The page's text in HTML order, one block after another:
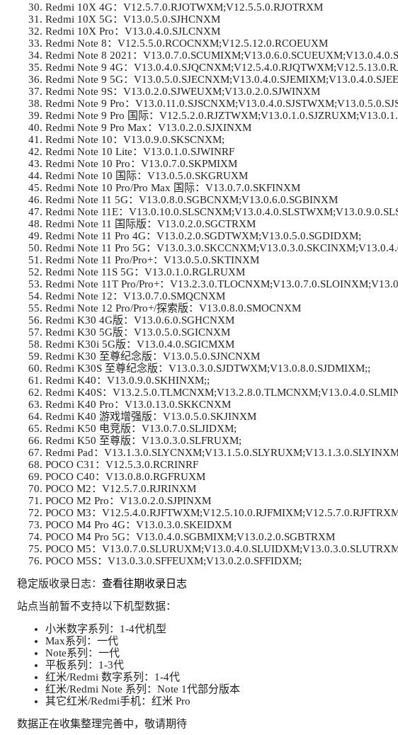
Redmi 10X 4G：V12.5.7.0.RJOTWXM;V12.5.5.0.RJOTRXM
Redmi 10X 5G：V13.0.5.0.SJHCNXM
Redmi 10X Pro：V13.0.4.0.SJLCNXM
Redmi Note 8：V12.5.5.0.RCOCNXM;V12.5.12.0.RCOEUXM
Redmi Note 8 2021：
Redmi Note 9 4G：
Redmi Note 9 5G：
Redmi Note 9S：V13.0.2.0.SJWEUXM;V13.0.2.0.SJWINXM
Redmi Note 9 Pro：
Redmi Note 9 Pro 国际：
Redmi Note 9 Pro Max：V13.0.2.0.SJXINXM
Redmi Note 10：V13.0.9.0.SKSCNXM;
Redmi Note 10 Lite：V13.0.1.0.SJWINRF
Redmi Note 10 Pro：V13.0.7.0.SKPMIXM
Redmi Note 10 国际：V13.0.5.0.SKGRUXM
Redmi Note 10 Pro/Pro Max 国际：V13.0.7.0.SKFINXM
Redmi Note 11 5G：V13.0.8.0.SGBCNXM;V13.0.6.0.SGBINXM
Redmi Note 11E：
Redmi Note 11 国际版：V13.0.2.0.SGCTRXM
Redmi Note 11 Pro 4G：V13.0.2.0.SGDTWXM;V13.0.5.0.SGDIDXM;
Redmi Note 11 Pro 5G：
Redmi Note 11 Pro/Pro+：V13.0.5.0.SKTINXM
Redmi Note 11S 5G：V13.0.1.0.RGLRUXM
Redmi Note 11T Pro/Pro+：
Redmi Note 12：V13.0.7.0.SMQCNXM
Redmi Note 12 Pro/Pro+/探索版：V13.0.8.0.SMOCNXM
Redmi K30 4G版：V13.0.6.0.SGHCNXM
Redmi K30 5G版：V13.0.5.0.SGICNXM
Redmi K30i 5G版：V13.0.4.0.SGICMXM
Redmi K30 至尊纪念版：V13.0.5.0.SJNCNXM
Redmi K30S 至尊纪念版：V13.0.3.0.SJDTWXM;V13.0.8.0.SJDMIXM;;
Redmi K40：V13.0.9.0.SKHINXM;;
Redmi K40S：
Redmi K40 Pro：V13.0.13.0.SKKCNXM
Redmi K40 游戏增强版：V13.0.5.0.SKJINXM
Redmi K50 电竞版：V13.0.7.0.SLJIDXM;
Redmi K50 至尊版：V13.0.3.0.SLFRUXM;
Redmi Pad：
POCO C31：V12.5.3.0.RCRINRF
POCO C40：V13.0.8.0.RGFRUXM
POCO M2：V12.5.7.0.RJRINXM
POCO M2 Pro：V13.0.2.0.SJPINXM
POCO M3：
POCO M4 Pro 4G：V13.0.3.0.SKEIDXM
POCO M4 Pro 5G：V13.0.4.0.SGBMIXM;V13.0.2.0.SGBTRXM
POCO M5：
POCO M5S：V13.0.3.0.SFFEUXM;V13.0.2.0.SFFIDXM;
稳定版收录日志： 查看往期收录日志
站点当前暂不支持以下机型数据：
小米数字系列：1-4代机型
Max系列：一代
Note系列：一代
平板系列：1-3代
红米/Redmi 数字系列：1-4代
红米/Redmi Note 系列：Note 1代部分版本
其它红米/Redmi手机：红米 Pro
数据正在收集整理完善中，敬请期待